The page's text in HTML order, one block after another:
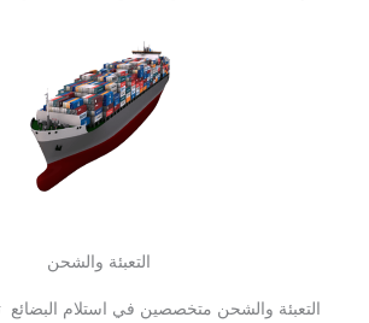
التعبئة والشحن
التعبئة والشحن متخصصين في استلام